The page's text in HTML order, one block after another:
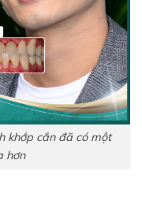
khớp cắn đã có một
hơn